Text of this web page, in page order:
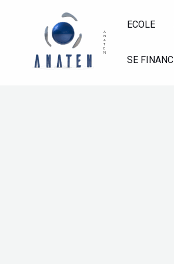
A
N
A
T
E
N
ECOLE
SE